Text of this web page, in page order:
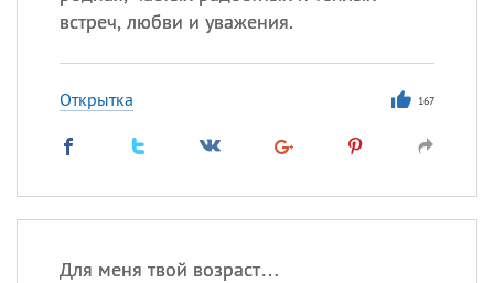
встреч, любви и уважения.
Открытка 167
Для меня твой возраст…